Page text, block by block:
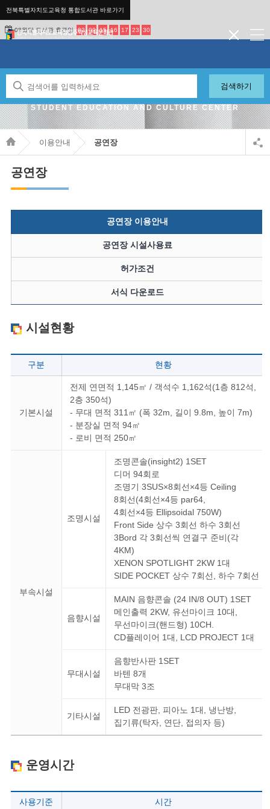
전북특별자치도교육청 통합도서관 바로가기
08월달 도서관 휴관일 02 09 15 16 17 23 30
검색하기
JEONBUK STATE OFFICE OF EDUCATION JEONJU
STUDENT EDUCATION AND CULTURE CENTER
이용안내 공연장
공연장
공연장 이용안내
공연장 시설사용료
허가조건
서식 다운로드
시설현황
구분 현황
기본시설
전제 연면적 1,145㎡ / 객석수 1,162석(1층 812석,
2층 350석)
- 무대 면적 311㎡ (폭 32m, 길이 9.8m, 높이 7m)
- 분장실 면적 94㎡
- 로비 면적 250㎡
부속시설
조명시설
조명콘솔(insight2) 1SET
디머 94회로
조명기 3SUS×8회선×4등 Ceiling
8회선(4회선×4등 par64,
4회선×4등 Ellipsoidal 750W)
Front Side 상수 3회선 하수 3회선
3Bord 각 3회선씩 연결구 준비(각
4KM)
XENON SPOTLIGHT 2KW 1대
SIDE POCKET 상수 7회선, 하수 7회선
음향시설
MAIN 음향콘솔 (24 IN/8 OUT) 1SET
메인출력 2KW, 유선마이크 10대,
무선마이크(핸드형) 10CH.
CD플레이어 1대, LCD PROJECT 1대
무대시설
음향반사판 1SET
바텐 8개
무대막 3조
기타시설
LED 전광판, 피아노 1대, 냉난방,
집기류(탁자, 연단, 접의자 등)
운영시간
사용기준 시간